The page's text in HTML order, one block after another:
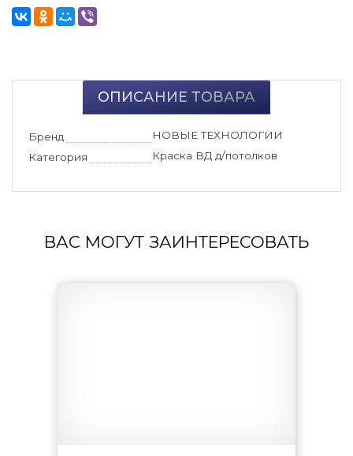
ОПИСАНИЕ ТОВАРА
Бренд
НОВЫЕ ТЕХНОЛОГИИ
Категория
Краска ВД д/потолков
ВАС МОГУТ ЗАИНТЕРЕСОВАТЬ